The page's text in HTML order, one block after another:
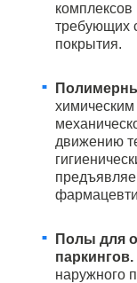
требующих
покрытия.
движению
Полы для
паркингов.
наружного